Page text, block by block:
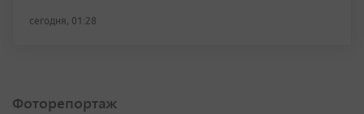
сегодня, 01:28
Фоторепортаж